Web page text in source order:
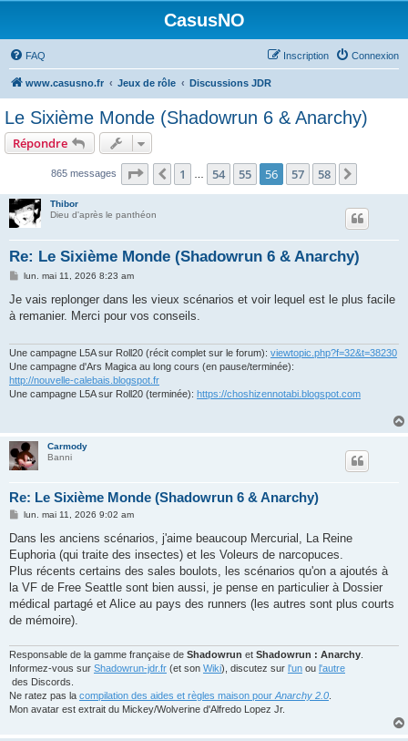
CasusNO
FAQ Connexion
Inscription
www.casusno.fr Jeux de rôle Discussions JDR
Le Sixième Monde (Shadowrun 6 & Anarchy)
Répondre
865 messages Page 56 sur 58
Précédent
1 54 55 56 57 58
Thibor
Dieu d'après le panthéon
Re: Le Sixième Monde (Shadowrun 6 & Anarchy)
M
s
a
lun. mai 11, 2026 8:23 am
Je vais replonger dans les vieux scénarios et voir lequel est le plus facile
à remanier. Merci pour vos conseils.
Une campagne L5A sur Roll20 (récit complet sur le forum): viewtopic.php?f=32&t=38230
Une campagne d'Ars Magica au long cours (en pause/terminée):
http://nouvelle-calebais.blogspot.fr
Une campagne L5A sur Roll20 (terminée): https://choshizennotabi.blogspot.com
Carmody
Banni
Re: Le Sixième Monde (Shadowrun 6 & Anarchy)
M
s
a
g
lun. mai 11, 2026 9:02 am
Dans les anciens scénarios, j'aime beaucoup Mercurial, La Reine
Euphoria (qui traite des insectes) et les Voleurs de narcopuces.
Plus récents certains des sales boulots, les scénarios qu'on a ajoutés à
la VF de Free Seattle sont bien aussi, je pense en particulier à Dossier
médical partagé et Alice au pays des runners (les autres sont plus courts
de mémoire).
Responsable de la gamme française de Shadowrun et Shadowrun : Anarchy
Informez-vous sur Shadowrun-jdr.fr (et son Wiki), discutez sur l'un ou l'autre
des Discords.
Ne ratez pas la compilation des aides et règles maison pour Anarchy 2.0
Mon avatar est extrait du Mickey/Wolverine d'Alfredo Lopez Jr.